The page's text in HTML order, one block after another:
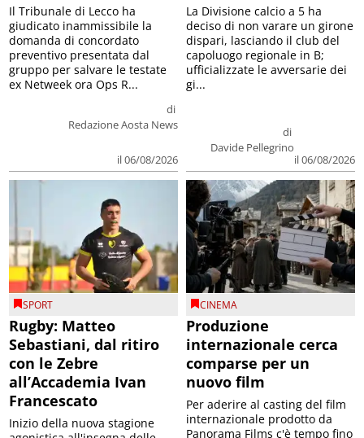
di
Redazione Aosta News
il 06/08/2026
Il Tribunale di Lecco ha
giudicato inammissibile la
domanda di concordato
preventivo presentata dal
gruppo per salvare le testate
ex Netweek ora Ops R...
di
Davide Pellegrino
il 06/08/2026
La Divisione calcio a 5 ha
deciso di non varare un girone
dispari, lasciando il club del
capoluogo regionale in B;
ufficializzate le avversarie dei
gi...
SPORT
Rugby: Matteo
Sebastiani, dal ritiro
con le Zebre
all’Accademia Ivan
Francescato
Inizio della nuova stagione
CINEMA
Produzione
internazionale cerca
comparse per un
nuovo film
Per aderire al casting del film
internazionale prodotto da
Panorama Films c'è tempo fino